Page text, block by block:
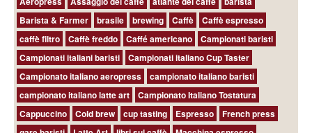
Barista & Farmer
brasile brewing Caffè
Caffè espresso
caffè filtro
Caffè freddo Caffé americano
Campionati baristi
Campionati italiani baristi
Campionati italiano Cup Taster
Campionato italiano aeropress
campionato italiano baristi
campionato italiano latte art
Campionato Italiano Tostatura
Cappuccino
Cold brew cup tasting Espresso
French press